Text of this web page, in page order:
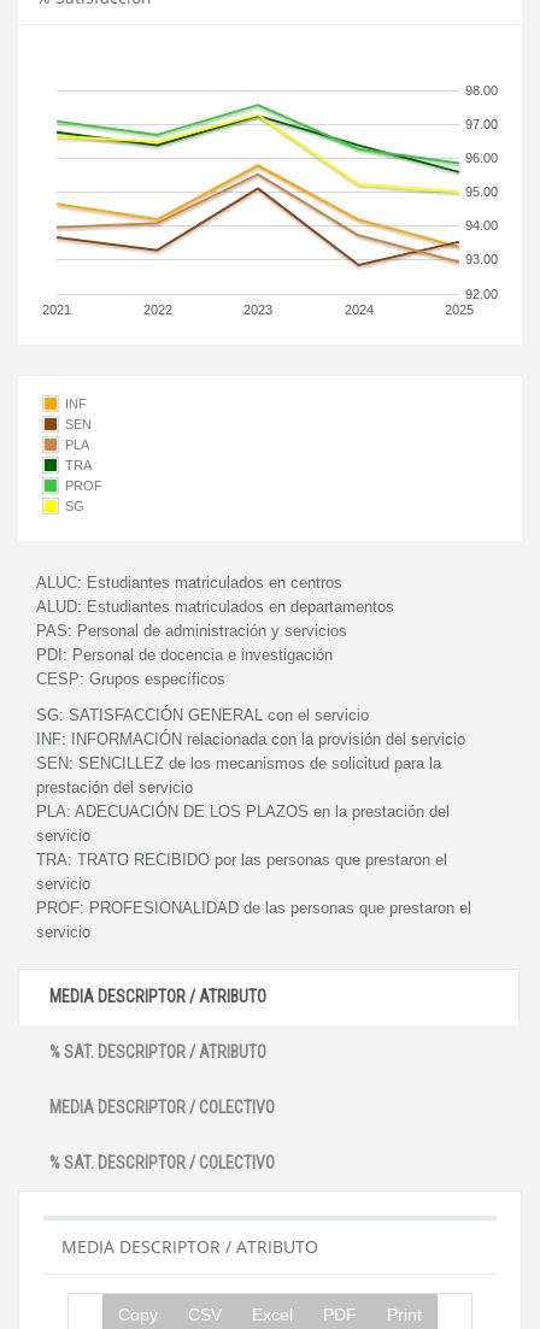
2021 2022 2023 2024 2025
92.00
93.00
94.00
95.00
96.00
97.00
98.00
INF
SEN
PLA
TRA
PROF
SG
ALUC: Estudiantes matriculados en centros
ALUD: Estudiantes matriculados en departamentos
PAS: Personal de administración y servicios
PDI: Personal de docencia e investigación
CESP: Grupos específicos
SG: SATISFACCIÓN GENERAL con el servicio
INF:
INFORMACIÓN relacionada con la provisión del servicio
SEN: SENCILLEZ de los mecanismos de solicitud para la
prestación del servicio
PLA: ADECUACIÓN DE LOS PLAZOS en la prestación del
servicio
TRA: TRATO RECIBIDO por las personas que prestaron el
servicio
PROF: PROFESIONALIDAD de las personas que prestaron el
servicio
MEDIA DESCRIPTOR / ATRIBUTO
% SAT. DESCRIPTOR / ATRIBUTO
MEDIA DESCRIPTOR / COLECTIVO
% SAT. DESCRIPTOR / COLECTIVO
MEDIA DESCRIPTOR / ATRIBUTO
Copy CSV Excel PDF Print